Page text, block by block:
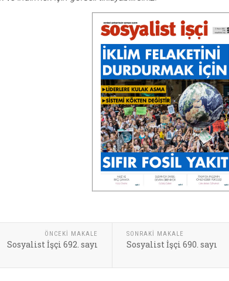
ÖNCEKI MAKALE
Sosyalist İşçi 692. sayı
SONRAKI MAKALE
Sosyalist İşçi 690. sayı